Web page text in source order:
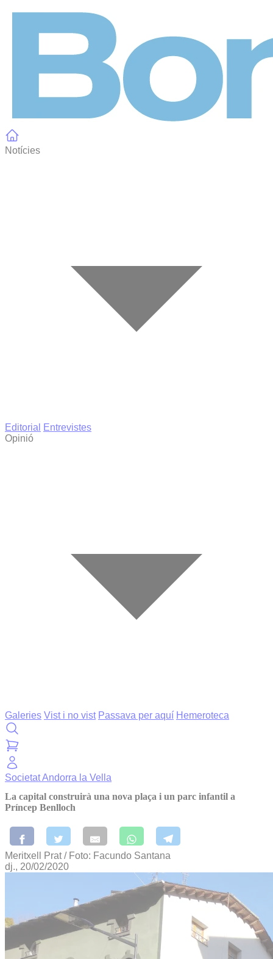
Notícies
Editorial
Entrevistes
Opinió
Galeries Vist i no vist Passava per aquí Hemeroteca
SocietatAndorra la Vella
La capital construirà una nova plaça i un parc infantil a
Príncep Benlloch
Meritxell Prat / Foto: Facundo Santana
dj., 20/02/2020